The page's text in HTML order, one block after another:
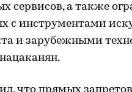
сервисов, а также
с инструментами
и зарубежными
что прямых